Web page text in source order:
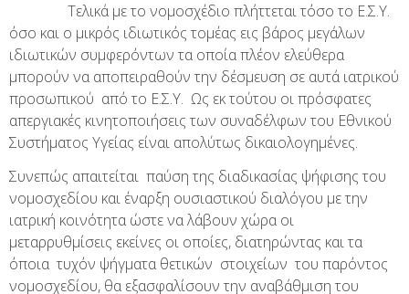
Τελικά με το νομοσχέδιο πλήττεται τόσο το Ε.Σ.Υ.
όσο και ο μικρός ιδιωτικός τομέας εις βάρος μεγάλων
ιδιωτικών συμφερόντων τα οποία πλέον ελεύθερα
μπορούν να αποπειραθούν την δέσμευση σε αυτά ιατρικού
προσωπικού από το Ε.Σ.Υ. Ως εκ τούτου οι πρόσφατες
απεργιακές κινητοποιήσεις των συναδέλφων του Εθνικού
Συστήματος Υγείας είναι απολύτως δικαιολογημένες.
Συνεπώς απαιτείται παύση της διαδικασίας ψήφισης του
νομοσχεδίου και έναρξη ουσιαστικού διαλόγου με την
ιατρική κοινότητα ώστε να λάβουν χώρα οι
μεταρρυθμίσεις εκείνες οι οποίες, διατηρώντας και τα
όποια τυχόν ψήγματα θετικών στοιχείων του παρόντος
νομοσχεδίου, θα εξασφαλίσουν την αναβάθμιση του